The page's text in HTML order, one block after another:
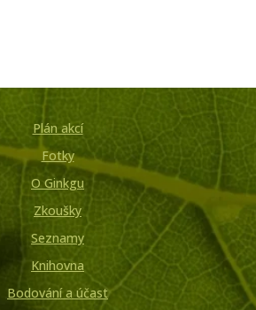
Plán akcí
Fotky
O Ginkgu
Zkoušky
Seznamy
Knihovna
Bodování a účast